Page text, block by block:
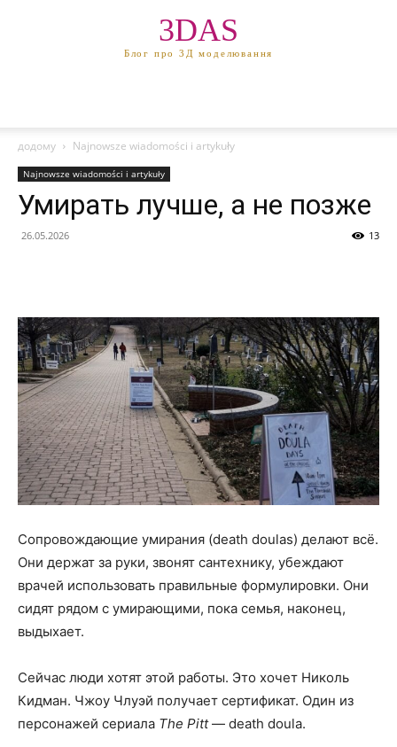
3DAS
Блог про 3Д моделювання
додому Najnowsze wiadomości i artykuły
Najnowsze wiadomości i artykuły
Умирать лучше, а не позже
26.05.2026 13
Сопровождающие умирания (death doulas) делают всё.
Они держат за руки, звонят сантехнику, убеждают
врачей использовать правильные формулировки. Они
сидят рядом с умирающими, пока семья, наконец,
выдыхает.
Сейчас люди хотят этой работы. Это хочет Николь
Кидман. Чжоу Члуэй получает сертификат. Один из
персонажей сериала The Pitt— death doula.